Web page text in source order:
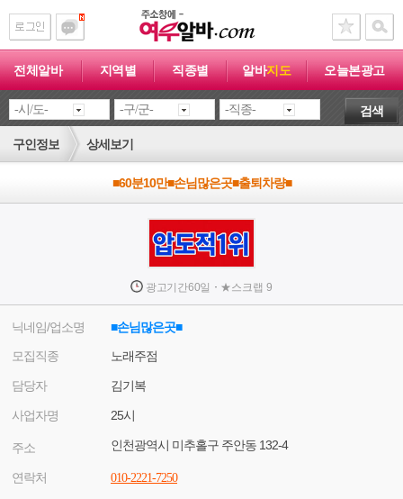
전체알바 지역별 직종별 알바지도 오늘본광고
검색
구인정보 상세보기
■60분10만■손님많은곳■출퇴차량■
광고기간60일 · ★스크랩 9
닉네임/업소명
■손님많은곳■
모집직종
노래주점
담당자 김기복
사업자명 25시
주소 인천광역시 미추홀구 주안동 132-4
연락처 010-2221-7250